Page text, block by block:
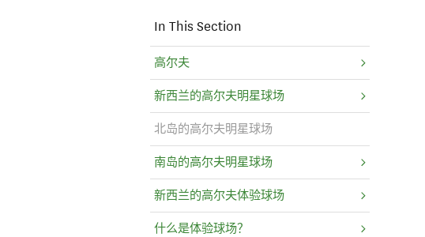
In This Section
高尔夫
新西兰的高尔夫明星球场
北岛的高尔夫明星球场
南岛的高尔夫明星球场
新西兰的高尔夫体验球场
什么是体验球场？